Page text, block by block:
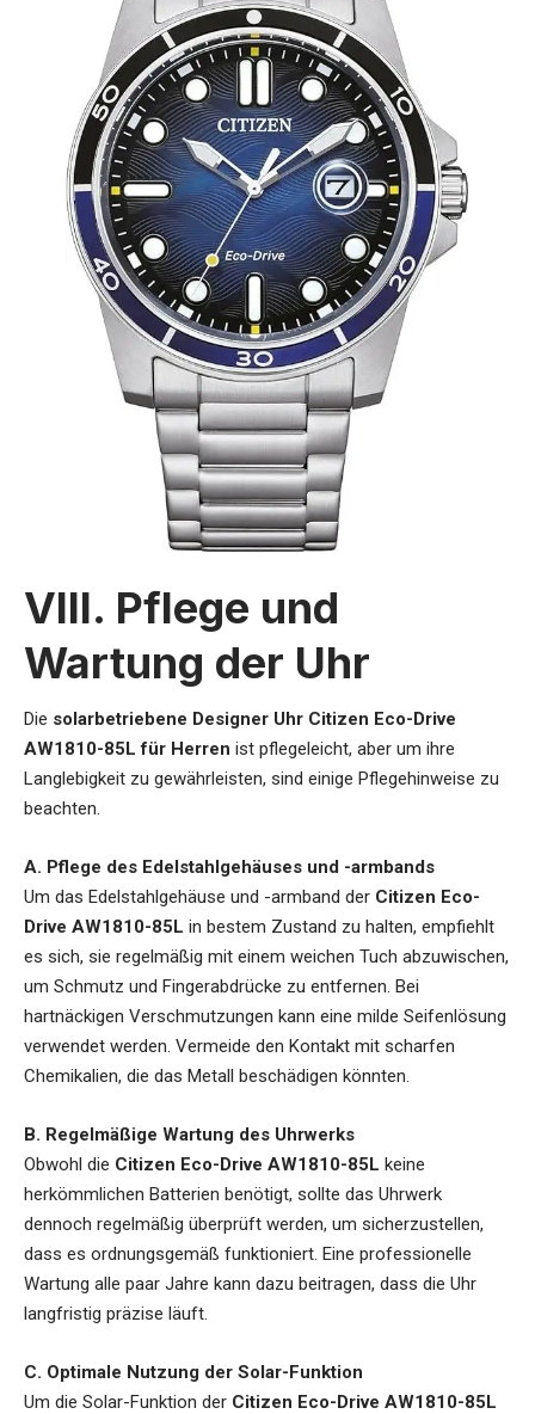
VIII. Pflege und
Wartung der Uhr
Die solarbetriebene Designer Uhr Citizen Eco-Drive
AW1810-85L für Herren ist pflegeleicht, aber um ihre
Langlebigkeit zu gewährleisten, sind einige Pflegehinweise zu
beachten.
A. Pflege des Edelstahlgehäuses und -armbands
Um das Edelstahlgehäuse und -armband der Citizen Eco-
Drive AW1810-85L in bestem Zustand zu halten, empfiehlt
es sich, sie regelmäßig mit einem weichen Tuch abzuwischen,
um Schmutz und Fingerabdrücke zu entfernen. Bei
hartnäckigen Verschmutzungen kann eine milde Seifenlösung
verwendet werden. Vermeide den Kontakt mit scharfen
Chemikalien, die das Metall beschädigen könnten.
B. Regelmäßige Wartung des Uhrwerks
Obwohl die Citizen Eco-Drive AW1810-85L keine
herkömmlichen Batterien benötigt, sollte das Uhrwerk
dennoch regelmäßig überprüft werden, um sicherzustellen,
dass es ordnungsgemäß funktioniert. Eine professionelle
Wartung alle paar Jahre kann dazu beitragen, dass die Uhr
langfristig präzise läuft.
C. Optimale Nutzung der Solar-Funktion
Um die Solar-Funktion der Citizen Eco-Drive AW1810-85L